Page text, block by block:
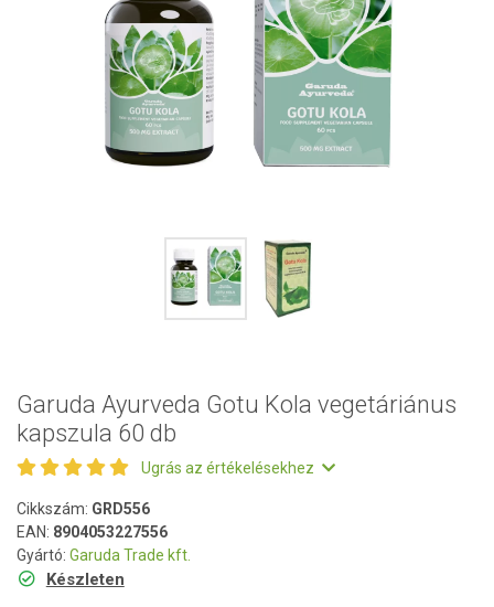
Garuda Ayurveda Gotu Kola vegetáriánus
kapszula 60 db
Ugrás az értékelésekhez
Cikkszám: GRD556
EAN: 8904053227556
Gyártó: Garuda Trade kft.
Készleten